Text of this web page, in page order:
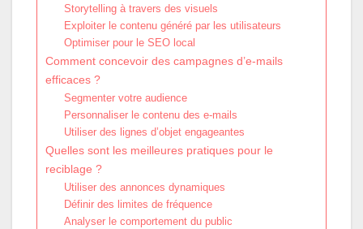
Storytelling à travers des visuels
Exploiter le contenu généré par les utilisateurs
Optimiser pour le SEO local
Comment concevoir des campagnes d’e-mails
efficaces ?
Segmenter votre audience
Personnaliser le contenu des e-mails
Utiliser des lignes d’objet engageantes
Quelles sont les meilleures pratiques pour le
reciblage ?
Utiliser des annonces dynamiques
Définir des limites de fréquence
Analyser le comportement du public